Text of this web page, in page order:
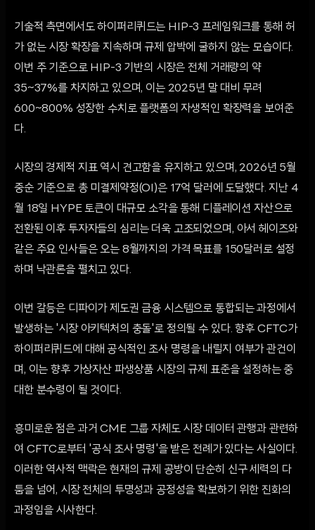
기술적 측면에서도 하이퍼리퀴드는 HIP-3 프레임워크를 통해 허
가 없는 시장 확장을 지속하며 규제 압박에 굴하지 않는 모습이다.
이번 주 기준으로 HIP-3 기반의 시장은 전체 거래량의 약
35~37%를 차지하고 있으며, 이는 2025년 말 대비 무려
600~800% 성장한 수치로 플랫폼의 자생적인 확장력을 보여준
다.
시장의 경제적 지표 역시 견고함을 유지하고 있으며, 2026년 5월
중순 기준으로 총 미결제약정(OI)은 17억 달러에 도달했다. 지난 4
월 18일 HYPE 토큰이 대규모 소각을 통해 디플레이션 자산으로
전환된 이후 투자자들의 심리는 더욱 고조되었으며, 아서 헤이즈와
같은 주요 인사들은 오는 8월까지의 가격 목표를 150달러로 설정
하며 낙관론을 펼치고 있다.
이번 갈등은 디파이가 제도권 금융 시스템으로 통합되는 과정에서
발생하는 '시장 아키텍처의 충돌'로 정의될 수 있다. 향후 CFTC가
하이퍼리퀴드에 대해 공식적인 조사 명령을 내릴지 여부가 관건이
며, 이는 향후 가상자산 파생상품 시장의 규제 표준을 설정하는 중
대한 분수령이 될 것이다.
흥미로운 점은 과거 CME 그룹 자체도 시장 데이터 관행과 관련하
여 CFTC로부터 '공식 조사 명령'을 받은 전례가 있다는 사실이다.
이러한 역사적 맥락은 현재의 규제 공방이 단순히 신구 세력의 다
툼을 넘어, 시장 전체의 투명성과 공정성을 확보하기 위한 진화의
과정임을 시사한다.